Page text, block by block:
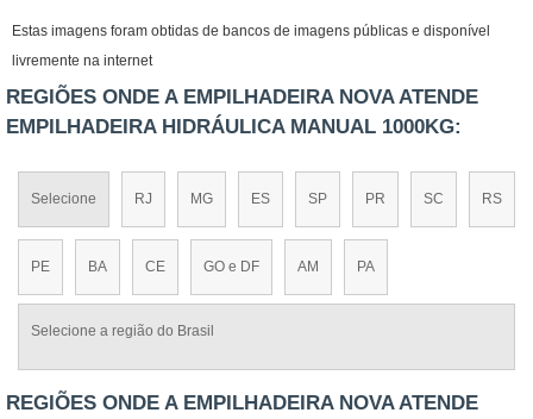
Estas imagens foram obtidas de bancos de imagens públicas e disponível
livremente na internet
REGIÕES ONDE A EMPILHADEIRA NOVA ATENDE
EMPILHADEIRA HIDRÁULICA MANUAL 1000KG:
Selecione RJ MG ES SP PR SC RS
PE BA CE GO e DF AM PA
Selecione a região do Brasil
REGIÕES ONDE A EMPILHADEIRA NOVA ATENDE